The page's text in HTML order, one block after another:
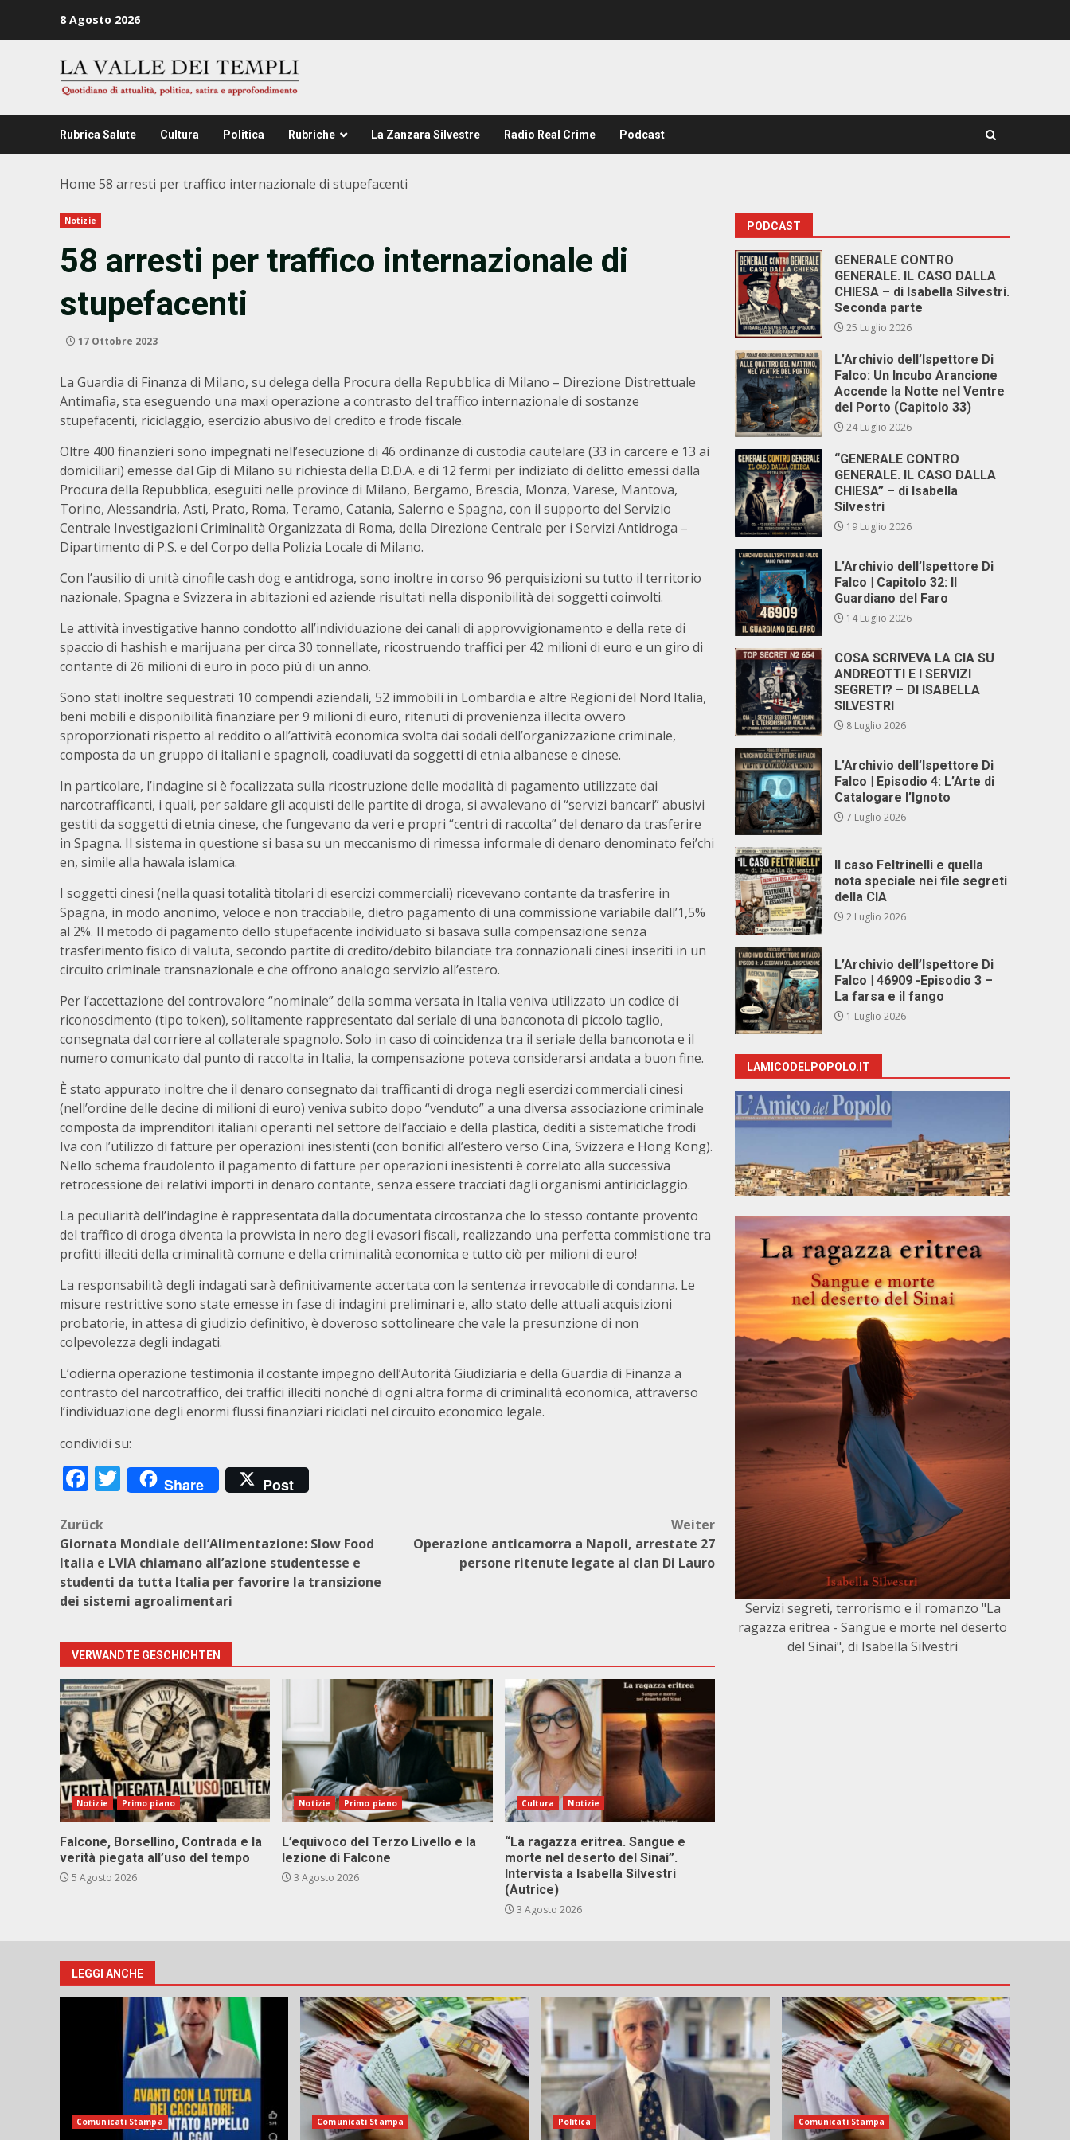
8 Agosto 2026
Rubrica Salute Cultura Politica Rubriche La Zanzara Silvestre Radio Real Crime Podcast
Home 58 arresti per traffico internazionale di stupefacenti
Notizie
58 arresti per traffico internazionale di
stupefacenti
17 Ottobre 2023
La Guardia di Finanza di Milano, su delega della Procura della Repubblica di Milano – Direzione Distrettuale
Antimafia, sta eseguendo una maxi operazione a contrasto del traffico internazionale di sostanze
stupefacenti, riciclaggio, esercizio abusivo del credito e frode fiscale.
Oltre 400 finanzieri sono impegnati nell’esecuzione di 46 ordinanze di custodia cautelare (33 in carcere e 13 ai
domiciliari) emesse dal Gip di Milano su richiesta della D.D.A. e di 12 fermi per indiziato di delitto emessi dalla
Procura della Repubblica, eseguiti nelle province di Milano, Bergamo, Brescia, Monza, Varese, Mantova,
Torino, Alessandria, Asti, Prato, Roma, Teramo, Catania, Salerno e Spagna, con il supporto del Servizio
Centrale Investigazioni Criminalità Organizzata di Roma, della Direzione Centrale per i Servizi Antidroga –
Dipartimento di P.S. e del Corpo della Polizia Locale di Milano.
Con l’ausilio di unità cinofile cash dog e antidroga, sono inoltre in corso 96 perquisizioni su tutto il territorio
nazionale, Spagna e Svizzera in abitazioni ed aziende risultati nella disponibilità dei soggetti coinvolti.
Le attività investigative hanno condotto all’individuazione dei canali di approvvigionamento e della rete di
spaccio di hashish e marijuana per circa 30 tonnellate, ricostruendo traffici per 42 milioni di euro e un giro di
contante di 26 milioni di euro in poco più di un anno.
Sono stati inoltre sequestrati 10 compendi aziendali, 52 immobili in Lombardia e altre Regioni del Nord Italia,
beni mobili e disponibilità finanziare per 9 milioni di euro, ritenuti di provenienza illecita ovvero
sproporzionati rispetto al reddito o all’attività economica svolta dai sodali dell’organizzazione criminale,
composta da un gruppo di italiani e spagnoli, coadiuvati da soggetti di etnia albanese e cinese.
In particolare, l’indagine si è focalizzata sulla ricostruzione delle modalità di pagamento utilizzate dai
narcotrafficanti, i quali, per saldare gli acquisti delle partite di droga, si avvalevano di “servizi bancari” abusivi
gestiti da soggetti di etnia cinese, che fungevano da veri e propri “centri di raccolta” del denaro da trasferire
in Spagna. Il sistema in questione si basa su un meccanismo di rimessa informale di denaro denominato fei’chi
en, simile alla hawala islamica.
I soggetti cinesi (nella quasi totalità titolari di esercizi commerciali) ricevevano contante da trasferire in
Spagna, in modo anonimo, veloce e non tracciabile, dietro pagamento di una commissione variabile dall’1,5%
al 2%. Il metodo di pagamento dello stupefacente individuato si basava sulla compensazione senza
trasferimento fisico di valuta, secondo partite di credito/debito bilanciate tra connazionali cinesi inseriti in un
circuito criminale transnazionale e che offrono analogo servizio all’estero.
Per l’accettazione del controvalore “nominale” della somma versata in Italia veniva utilizzato un codice di
riconoscimento (tipo token), solitamente rappresentato dal seriale di una banconota di piccolo taglio,
consegnata dal corriere al collaterale spagnolo. Solo in caso di coincidenza tra il seriale della banconota e il
numero comunicato dal punto di raccolta in Italia, la compensazione poteva considerarsi andata a buon fine.
È stato appurato inoltre che il denaro consegnato dai trafficanti di droga negli esercizi commerciali cinesi
(nell’ordine delle decine di milioni di euro) veniva subito dopo “venduto” a una diversa associazione criminale
composta da imprenditori italiani operanti nel settore dell’acciaio e della plastica, dediti a sistematiche frodi
Iva con l’utilizzo di fatture per operazioni inesistenti (con bonifici all’estero verso Cina, Svizzera e Hong Kong).
Nello schema fraudolento il pagamento di fatture per operazioni inesistenti è correlato alla successiva
retrocessione dei relativi importi in denaro contante, senza essere tracciati dagli organismi antiriciclaggio.
La peculiarità dell’indagine è rappresentata dalla documentata circostanza che lo stesso contante provento
del traffico di droga diventa la provvista in nero degli evasori fiscali, realizzando una perfetta commistione tra
profitti illeciti della criminalità comune e della criminalità economica e tutto ciò per milioni di euro!
La responsabilità degli indagati sarà definitivamente accertata con la sentenza irrevocabile di condanna. Le
misure restrittive sono state emesse in fase di indagini preliminari e, allo stato delle attuali acquisizioni
probatorie, in attesa di giudizio definitivo, è doveroso sottolineare che vale la presunzione di non
colpevolezza degli indagati.
L’odierna operazione testimonia il costante impegno dell’Autorità Giudiziaria e della Guardia di Finanza a
contrasto del narcotraffico, dei traffici illeciti nonché di ogni altra forma di criminalità economica, attraverso
l’individuazione degli enormi flussi finanziari riciclati nel circuito economico legale.
condividi su:
Facebook
Twitter
Share Post
Beitragsnavigation
Zurück
Giornata Mondiale dell’Alimentazione: Slow Food
Italia e LVIA chiamano all’azione studentesse e
studenti da tutta Italia per favorire la transizione
dei sistemi agroalimentari
Weiter
Operazione anticamorra a Napoli, arrestate 27
persone ritenute legate al clan Di Lauro
VERWANDTE GESCHICHTEN
Notizie Primo piano
Falcone, Borsellino, Contrada e la
verità piegata all’uso del tempo
5 Agosto 2026
Notizie Primo piano
L’equivoco del Terzo Livello e la
lezione di Falcone
3 Agosto 2026
Cultura Notizie
“La ragazza eritrea. Sangue e
morte nel deserto del Sinai”.
Intervista a Isabella Silvestri
(Autrice)
3 Agosto 2026
PODCAST
GENERALE CONTRO
GENERALE. IL CASO DALLA
CHIESA – di Isabella Silvestri.
Seconda parte
25 Luglio 2026
L’Archivio dell’Ispettore Di
Falco: Un Incubo Arancione
Accende la Notte nel Ventre
del Porto (Capitolo 33)
24 Luglio 2026
“GENERALE CONTRO
GENERALE. IL CASO DALLA
CHIESA” – di Isabella
Silvestri
19 Luglio 2026
L’Archivio dell’Ispettore Di
Falco | Capitolo 32: Il
Guardiano del Faro
14 Luglio 2026
COSA SCRIVEVA LA CIA SU
ANDREOTTI E I SERVIZI
SEGRETI? – DI ISABELLA
SILVESTRI
8 Luglio 2026
L’Archivio dell’Ispettore Di
Falco | Episodio 4: L’Arte di
Catalogare l’Ignoto
7 Luglio 2026
Il caso Feltrinelli e quella
nota speciale nei file segreti
della CIA
2 Luglio 2026
L’Archivio dell’Ispettore Di
Falco | 46909 -Episodio 3 –
La farsa e il fango
1 Luglio 2026
LAMICODELPOPOLO.IT
Servizi segreti, terrorismo e il romanzo "La
ragazza eritrea - Sangue e morte nel deserto
del Sinai", di Isabella Silvestri
LEGGI ANCHE
Comunicati Stampa Comunicati Stampa Politica Comunicati Stampa